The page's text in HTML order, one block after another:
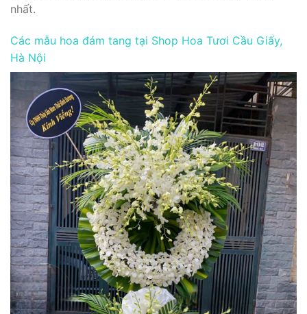
nhất.
Các mẫu hoa đám tang tại Shop Hoa Tươi Cầu Giấy,
Hà Nội